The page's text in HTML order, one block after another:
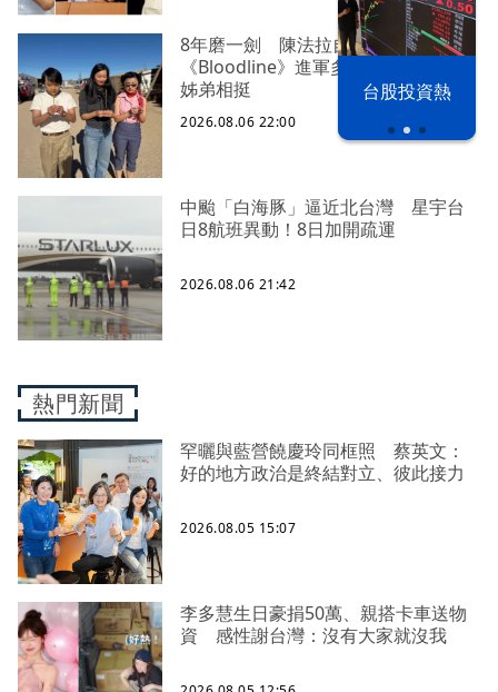
以色列 穹頂
台股投資熱
8年磨一劍 陳法拉自編自導
《Bloodline》進軍多倫多 柯林法洛
姊弟相挺
2026.08.06 22:00
中颱「白海豚」逼近北台灣 星宇台
日8航班異動！8日加開疏運
2026.08.06 21:42
熱門新聞
罕曬與藍營饒慶玲同框照 蔡英文：
好的地方政治是終結對立、彼此接力
2026.08.05 15:07
李多慧生日豪捐50萬、親搭卡車送物
資 感性謝台灣：沒有大家就沒我